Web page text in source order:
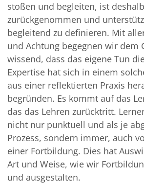
stoßen und begleiten, ist deshalb
zurückgenommen und
begleitend zu definieren. Mit
und Achtung begegnen wir dem
wissend, dass das eigene Tun
Expertise hat sich in einem
aus einer reflektierten Praxis
begründen. Es kommt auf das
das das Lehren zurücktritt.
nicht nur punktuell und als je
Prozess, sondern immer, auch
einer Fortbildung. Dies hat
Art und Weise, wie wir
und ausgestalten.